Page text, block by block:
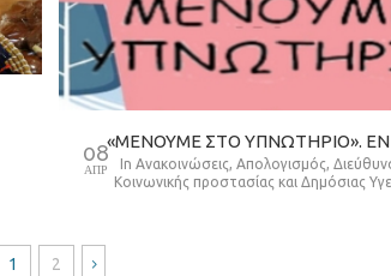
08
ΑΠΡ inΑνακοινώσεις,Απολογισμός,
Κοινωνικής προστασίας και Δημόσιας
1 2